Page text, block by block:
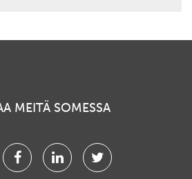
MEITÄ SOMESSA
FacebookLinkedinTwitter